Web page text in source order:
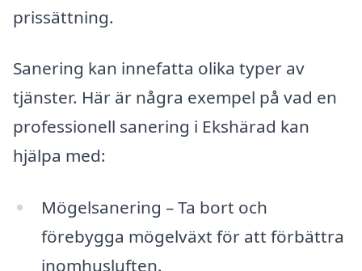
prissättning.
Sanering kan innefatta olika typer av
tjänster. Här är några exempel på vad en
professionell sanering i Ekshärad kan
hjälpa med:
Mögelsanering – Ta bort och
förebygga mögelväxt för att förbättra
inomhusluften.